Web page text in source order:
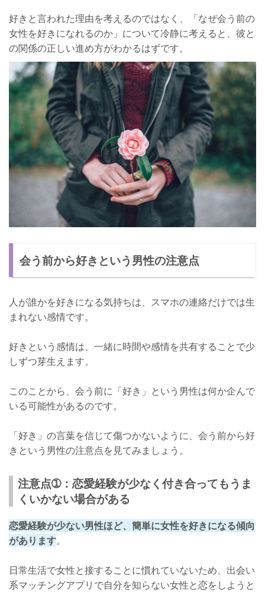
好きと言われた理由を考えるのではなく、「なぜ会う前の
女性を好きになれるのか」について冷静に考えると、彼と
の関係の正しい進め方がわかるはずです。
会う前から好きという男性の注意点
人が誰かを好きになる気持ちは、スマホの連絡だけでは生
まれない感情です。
好きという感情は、一緒に時間や感情を共有することで少
しずつ芽生えます。
このことから、会う前に「好き」という男性は何か企んで
いる可能性があるのです。
「好き」の言葉を信じて傷つかないように、会う前から好
きという男性の注意点を見てみましょう。
注意点➀：恋愛経験が少なく付き合ってもうま
くいかない場合がある
恋愛経験が少ない男性ほど、簡単に女性を好きになる傾向
があります。
日常生活で女性と接することに慣れていないため、出会い
系マッチングアプリで自分を知らない女性と恋をしようと